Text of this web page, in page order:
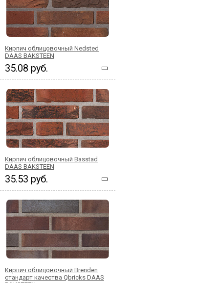
Кирпич облицовочный Nedsted
DAAS BAKSTEEN
35.08 руб.
Кирпич облицовочный Basstad
DAAS BAKSTEEN
35.53 руб.
Кирпич облицовочный Brenden
стандарт качества Qbricks DAAS